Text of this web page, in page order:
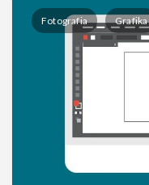
Fotografia Grafika